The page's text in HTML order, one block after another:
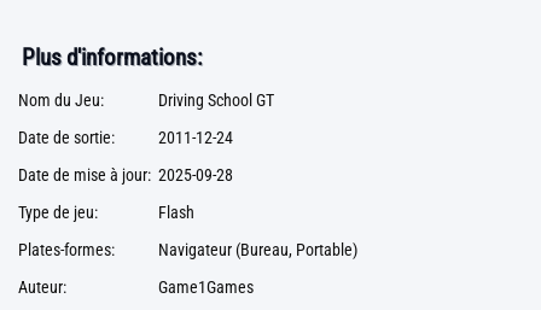
Plus d'informations:
Nom du Jeu:
Driving School GT
Date de sortie:
2011-12-24
Date de mise à jour: 2025-09-28
Type de jeu:
Flash
Plates-formes:
Navigateur (Bureau, Portable)
Auteur:
Game1Games